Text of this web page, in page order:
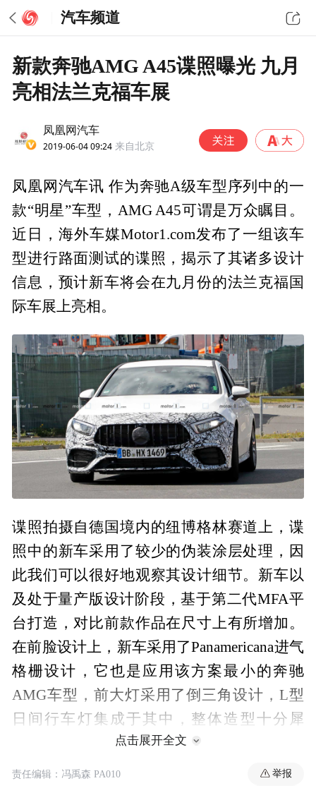
汽车频道
新款奔驰AMG A45谍照曝光 九月
亮相法兰克福车展
凤凰网汽车
2019-06-04 09:24 来自北京
凤凰网汽车讯 作为奔驰A级车型序列中的一
款“明星”车型，AMG A45可谓是万众瞩目。
近日，海外车媒Motor1.com发布了一组该车
型进行路面测试的谍照，揭示了其诸多设计
信息，预计新车将会在九月份的法兰克福国
际车展上亮相。
谍照拍摄自德国境内的纽博格林赛道上，谍
照中的新车采用了较少的伪装涂层处理，因
此我们可以很好地观察其设计细节。新车以
及处于量产版设计阶段，基于第二代MFA平
台打造，对比前款作品在尺寸上有所增加。
在前脸设计上，新车采用了Panamericana进气
格栅设计，它也是应用该方案最小的奔驰
AMG车型，前大灯采用了倒三角设计，L型
日间行车灯集成于其中，整体造型十分犀
利。侧边设计上，新车采用了贯穿式的腰线
设计，配合18英寸或19英寸轮毂，增加了运
点击展开全文
责任编辑：冯禹森 PA010 举报